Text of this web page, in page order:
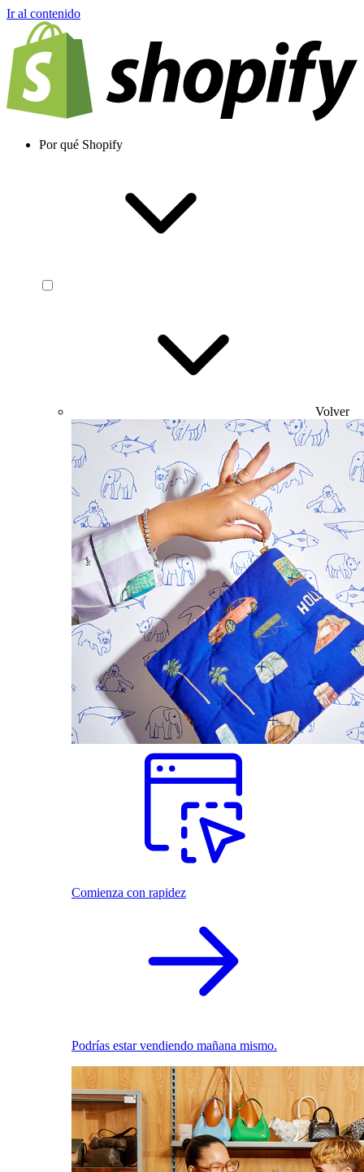
Ir al contenido
Por qué Shopify
Volver
Comienza con rapidez
Podrías estar vendiendo mañana mismo.